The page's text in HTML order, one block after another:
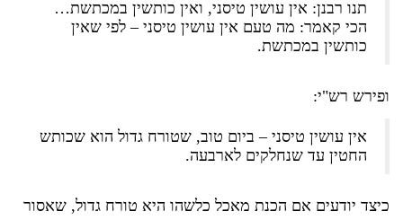
תנו רבנן: אין עושין טיסני, ואין כותשין במכתשת…
הכי קאמר: מה טעם אין עושין טיסני – לפי שאין
כותשין במכתשת.
ופירש רש"י:
אין עושין טיסני – ביום טוב, שטורח גדול הוא שכותש
החטין עד שנחלקים לארבעה.
כיצד יודעים אם הכנת מאכל כלשהו היא טורח גדול, שאסור